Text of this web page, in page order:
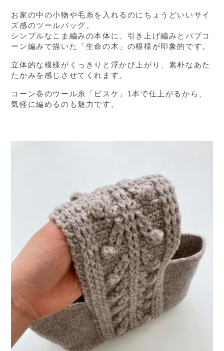
お家の中の小物や毛糸を入れるのにちょうどいいサイ
ズ感のツールバッグ。
シンプルなこま編みの本体に、引き上げ編みとパプコ
ーン編みで描いた「生命の木」の模様が印象的です。
立体的な模様がくっきりと浮かび上がり、素朴なあた
たかみを感じさせてくれます。
コーン巻のウール糸「ビスケ」1本で仕上がるから、
気軽に編めるのも魅力です。